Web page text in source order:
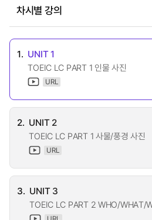
차시별 강의
1. UNIT 1
TOEIC LC PART 1 인물 사진
URL
2. UNIT 2
TOEIC LC PART 1 사물/풍경 사진
URL
3. UNIT 3
TOEIC LC PART 2 WHO/WHAT/